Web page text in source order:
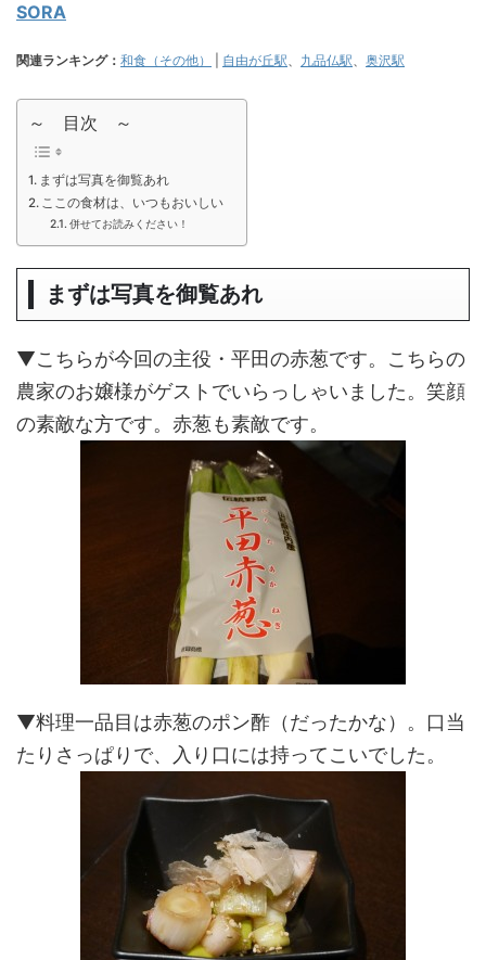
SORA
関連ランキング： 和食（その他） 自由が丘駅、 九品仏駅、 奥沢駅
～ 目次 ～
まずは写真を御覧あれ
ここの食材は、いつもおいしい
併せてお読みください！
まずは写真を御覧あれ
▼こちらが今回の主役・平田の赤葱です。こちらの
農家のお嬢様がゲストでいらっしゃいました。笑顔
の素敵な方です。赤葱も素敵です。
▼料理一品目は赤葱のポン酢（だったかな）。口当
たりさっぱりで、入り口には持ってこいでした。